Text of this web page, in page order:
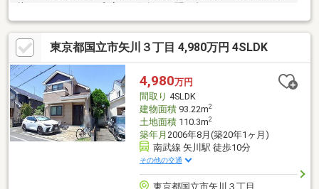
東京都国立市矢川３丁目 4,980万円 4SLDK
4,980万円
間取り 4SLDK
建物面積93.22m2
土地面積110.3m2
築年月 2006年8月(築20年1ヶ月)
南武線 矢川駅 徒歩10分
その他の交通
東京都国立市矢川３丁目